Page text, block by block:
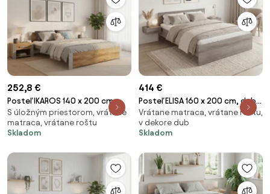
252,8 €
Posteľ IKAROS 140 x 200 cm,
dub artisan/sivá Rošt: S
lamelovým roštom, Matrac:
Matrac DELUXE 10 cm
S úložným priestorom, vrátane
matraca, vrátane roštu
Skladom
414 €
Posteľ ELISA 160 x 200 cm, dub
lanýž Rošt: S lamelovým
roštom, Matrac: Matrac
COCO MAXI 20 cm
Vrátane matraca, vrátane roštu,
v dekore dub
Skladom